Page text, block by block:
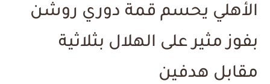
الأهلي يحسم قمة دوري روشن
بفوز مثير على الهلال بثلاثية
مقابل هدفين